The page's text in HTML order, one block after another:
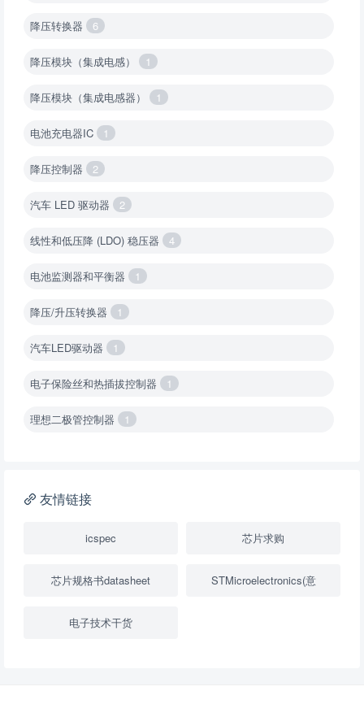
降压转换器 6
降压模块（集成电感） 1
降压模块（集成电感器） 1
电池充电器IC 1
降压控制器 2
汽车 LED 驱动器 2
线性和低压降 (LDO) 稳压器 4
电池监测器和平衡器 1
降压/升压转换器 1
汽车LED驱动器 1
电子保险丝和热插拔控制器 1
理想二极管控制器 1
降压转换器（继承开关）
USB隔离器 1
友情链接
icspec 芯片求购
芯片规格书datasheet STMicroelectronics(意
电子技术干货